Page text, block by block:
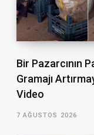
Bir Pazarcının
Gramajı
Video
7 AĞUSTOS 2026